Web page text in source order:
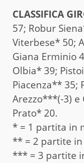
CLASSIFICA
57; Robur
Viterbese* 50;
Giana Erminio
Olbia* 39;
Piacenza** 35;
Arezzo***(-3) e
Prato* 20.
* = 1 partita in
** = 2 partite
*** = 3 partite